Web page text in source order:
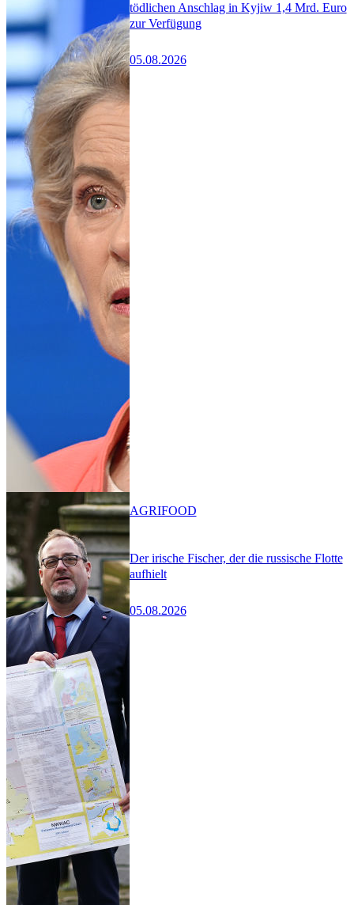
tödlichen Anschlag in Kyjiw 1,4 Mrd. Euro
zur Verfügung
05.08.2026
Der irische Fischer, der die russische Flotte
aufhielt
05.08.2026
AGRIFOOD